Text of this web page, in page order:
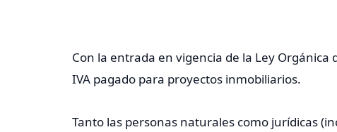
Con la entrada en vigencia de la Ley
IVA pagado para proyectos inmobiliarios.
Tanto las personas naturales como jurídicas